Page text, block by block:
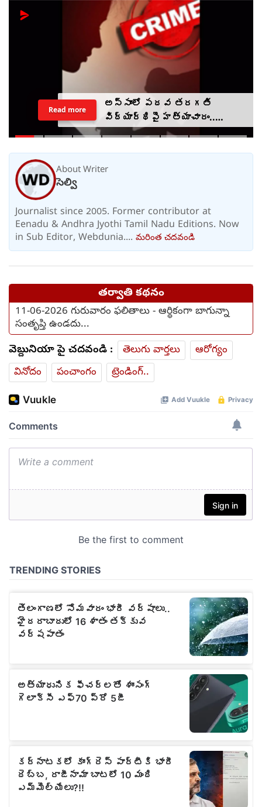
అస్సాంలో పదవ తరగతి
విద్యార్థిపై హత్యాచారం..
ఫంక్షన్‌కు వెళ్లిన తల్లి..
Read more
About Writer
సెల్వి
Journalist since 2005. Former contributor at
Eenadu & Andhra Jyothi Tamil Nadu Editions. Now
in Sub Editor, Webdunia.... మరింత చదవండి
తర్వాతి కథనం
11-06-2026 గురువారం ఫలితాలు - ఆర్థికంగా బాగున్నా
సంతృప్తి ఉండదు...
వెబ్దునియా పై చదవండి : తెలుగు వార్తలు
ఆరోగ్యం
వినోదం
పంచాంగం ట్రెండింగ్..